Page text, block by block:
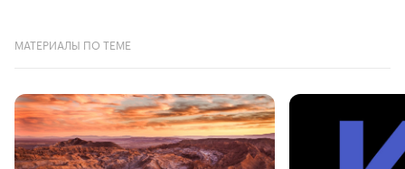
МАТЕРИАЛЫ ПО ТЕМЕ